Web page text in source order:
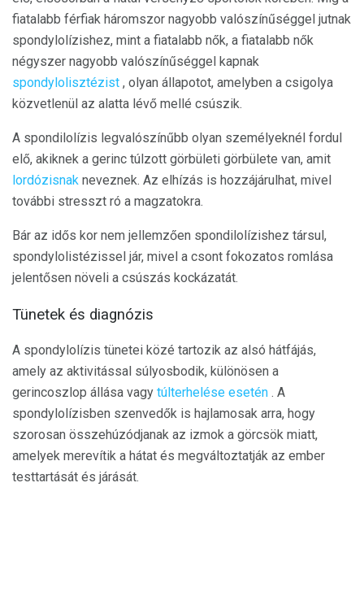
fiatalabb férfiak háromszor nagyobb valószínűséggel jutnak
spondylolízishez, mint a fiatalabb nők, a fiatalabb nők
négyszer nagyobb valószínűséggel kapnak
spondylolisztézist , olyan állapotot, amelyben a csigolya
közvetlenül az alatta lévő mellé csúszik.
A spondilolízis legvalószínűbb olyan személyeknél fordul
elő, akiknek a gerinc túlzott görbületi görbülete van, amit
lordózisnak neveznek. Az elhízás is hozzájárulhat, mivel
további stresszt ró a magzatokra.
Bár az idős kor nem jellemzően spondilolízishez társul,
spondylolistézissel jár, mivel a csont fokozatos romlása
jelentősen növeli a csúszás kockázatát.
Tünetek és diagnózis
A spondylolízis tünetei közé tartozik az alsó hátfájás,
amely az aktivitással súlyosbodik, különösen a
gerincoszlop állása vagy túlterhelése esetén . A
spondylolízisben szenvedők is hajlamosak arra, hogy
szorosan összehúzódjanak az izmok a görcsök miatt,
amelyek merevítik a hátat és megváltoztatják az ember
testtartását és járását.